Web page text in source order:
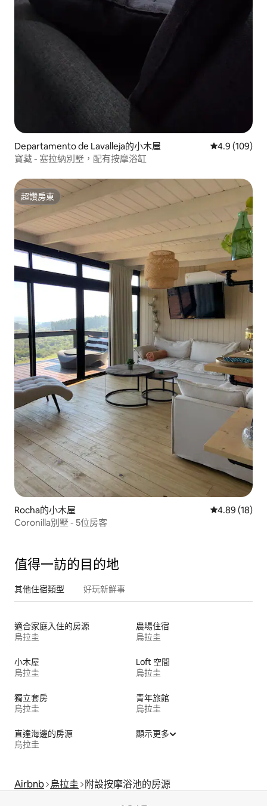
Departamento de Lavalleja的小木屋 從 109 則評
4.9 (109)
寶藏 - 塞拉納別墅，配有按摩浴缸
超讚房東
超讚房東
Rocha的小木屋 從 18 則評價
4.89 (18)
Coronilla別墅 - 5位房客
值得一訪的目的地
其他住宿類型 好玩新鮮事
適合家庭入住的房源
烏拉圭
農場住宿
烏拉圭
小木屋
烏拉圭
Loft 空間
烏拉圭
獨立套房
烏拉圭
青年旅館
烏拉圭
直達海邊的房源
烏拉圭
顯示更多
Airbnb 烏拉圭 附設按摩浴池的房源